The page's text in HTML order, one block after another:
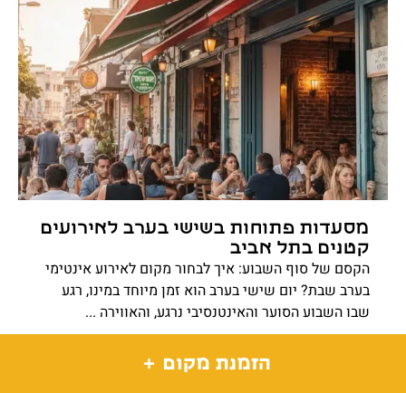
מסעדות פתוחות בשישי בערב לאירועים
קטנים בתל אביב
הקסם של סוף השבוע: איך לבחור מקום לאירוע אינטימי
בערב שבת? יום שישי בערב הוא זמן מיוחד במינו, רגע
שבו השבוע הסוער והאינטנסיבי נרגע, והאווירה ...
רוצים לגלות?הזמנת מקום